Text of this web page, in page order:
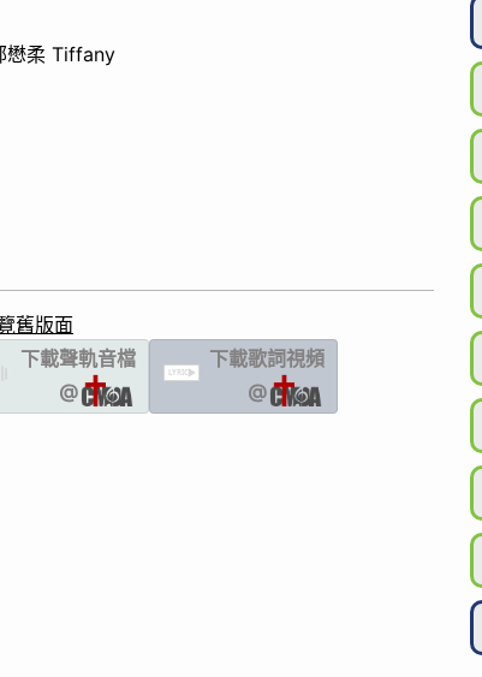
懋柔 Tiffany
舊版面
下載聲軌音檔
@
LYRIC
下載歌詞視頻
@